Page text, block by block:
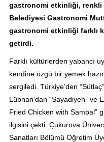
gastronomi etkinliği,
Belediyesi Gastronomi
gastronomi etkinliği farklı
getirdi.
Farklı kültürlerden yabancı
kendine özgü bir yemek
sergiledi. Türkiye’den
Lübnan’dan “Sayadiyeh” ve
Fried Chicken with Sambal”
ilgisini çekti. Çukurova
Sanatları Bölümü Öğretim